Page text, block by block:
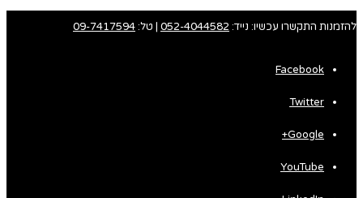
להזמנות התקשרו עכשיו: נייד: 052-4044582 | טל:09-7417594
Facebook
Twitter
Google+
YouTube